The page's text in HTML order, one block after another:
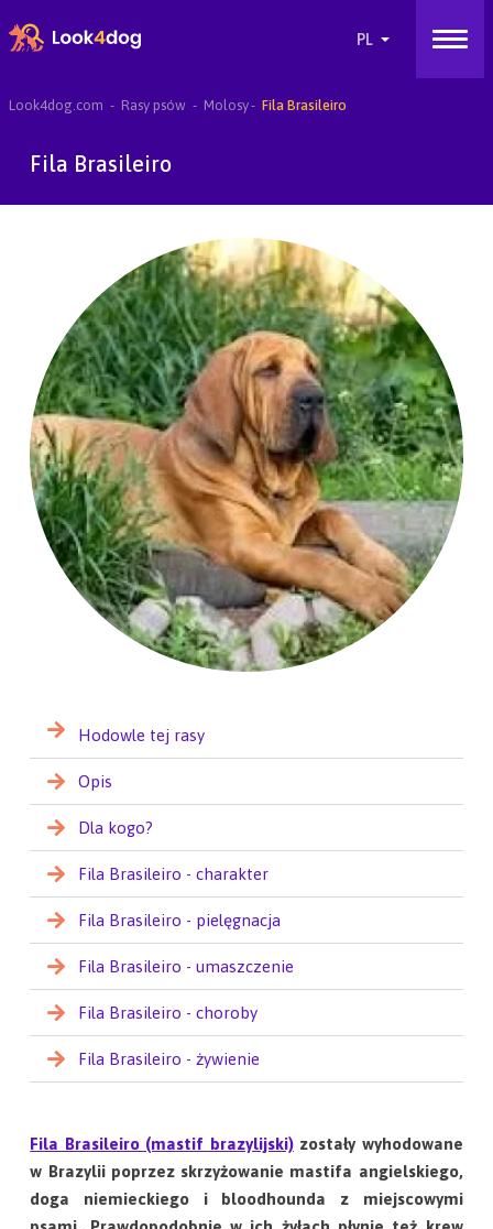
Look4dog.com Rasy psów Molosy Fila Brasileiro
Fila Brasileiro
Hodowle tej rasy
Opis
Dla kogo?
Fila Brasileiro - charakter
Fila Brasileiro - pielęgnacja
Fila Brasileiro - umaszczenie
Fila Brasileiro - choroby
Fila Brasileiro - żywienie
Fila Brasileiro (mastif brazylijski)zostały wyhodowane
w Brazylii poprzez skrzyżowanie mastifa angielskiego,
doga niemieckiego i bloodhounda z miejscowymi